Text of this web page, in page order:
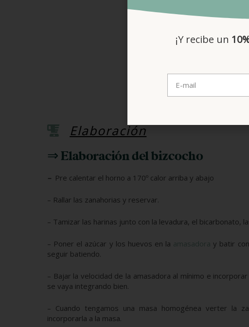
2,5 gr
250 gr
Para
Elaboración
⇒ Elaboración del bizcocho
– Pre calentar el horno a 170º calor arriba y abajo
– Rallar las zanahorias y reservar.
– Tamizar las harinas junto con la levadura, el bicarbonato,
– Poner el azúcar y los huevos en la amasadora y batir
seguir batiendo.
– Bajar la velocidad de la amasadora al mínimo e
se vaya integrando bien.
– Cuando tengamos una masa homogénea verter la
incorporarla a la masa.
¡Y recibe un